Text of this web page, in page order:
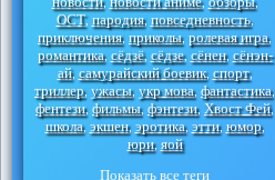
ОСТ, пародия, повседневность,
приключения, приколы, ролевая игра,
романтика, сёдзё, сёдзе, сёнен, сёнэн-
ай, самурайский боевик, спорт,
триллер, ужасы, укр мова, фантастика,
фентези, фильмы, фэнтези, Хвост Фей,
школа, экшен, эротика, этти, юмор,
юри, яой
Показать все теги